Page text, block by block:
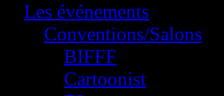
Les événements
Conventions/Salons
BIFFF
Cartoonist